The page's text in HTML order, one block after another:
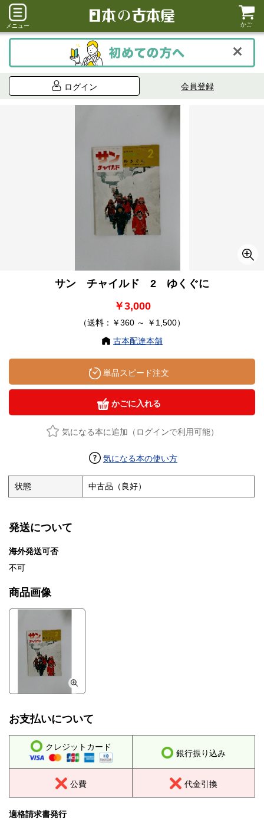
メニュー かご
ログイン 会員登録
サン チャイルド 2 ゆくぐに
￥3,000
（送料：￥360 ～ ￥1,500）
古本配達本舗
単品スピード注文
かごに入れる
気になる本に追加（ログインで利用可能）
気になる本の使い方
状態 中古品（良好）
発送について
海外発送可否
不可
商品画像
お支払いについて
クレジットカード
銀行振り込み
公費 代金引換
適格請求書発行